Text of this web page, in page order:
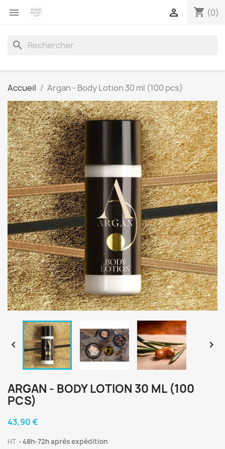
 shopping_cart (0)

search
Accueil Argan - Body Lotion 30 ml (100 pcs)
 
ARGAN - BODY LOTION 30 ML (100
PCS)
43,90 €
HT 48h-72h après expédition